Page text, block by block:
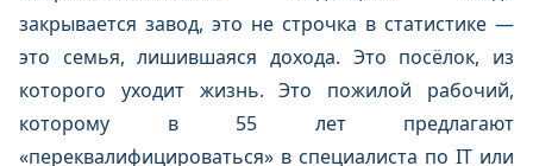
закрывается завод, это не строчка в статистике —
это семья, лишившаяся дохода. Это посёлок, из
которого уходит жизнь. Это пожилой рабочий,
которому в 55 лет предлагают
«переквалифицироваться» в специалиста по IT или